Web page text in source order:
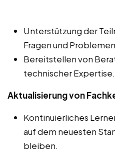
Unterstützung der
Fragen und
Bereitstellen von
technischer Expertise.
Aktualisierung von
Kontinuierliches
auf dem neuesten
bleiben.